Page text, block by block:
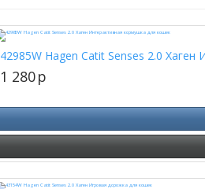
42985W Hagen Catit Senses 2.0
1 280p